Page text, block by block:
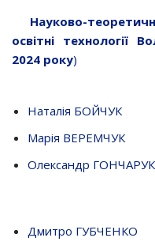
Науково-
освітні технології
2024 року)
Наталія БОЙЧУК
Марія ВЕРЕМЧУК
Олександр ГОНЧАРУК
Дмитро ГУБЧЕНКО